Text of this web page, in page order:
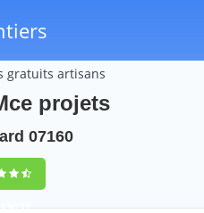
gratuits artisans
projets
07160
55